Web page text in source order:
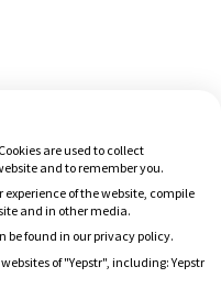
are used to collect
and to remember you.
of the website, compile
and in other media.
be found in our privacy policy.
of "Yepstr", including: Yepstr